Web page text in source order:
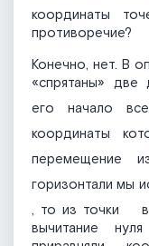
координаты
противоречие?
Конечно, нет. В
«спрятаны» две
его начало
координаты
перемещение
горизонтали мы
, то из точки
вычитание